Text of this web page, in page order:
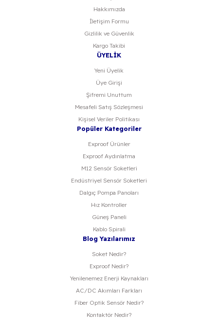
Hakkımızda
İletişim Formu
Gizlilik ve Güvenlik
Kargo Takibi
ÜYELİK
Yeni Üyelik
Üye Girişi
Şifremi Unuttum
Mesafeli Satış Sözleşmesi
Kişisel Veriler Politikası
Popüler Kategoriler
Exproof Ürünler
Exproof Aydınlatma
M12 Sensör Soketleri
Endüstriyel Sensör Soketleri
Dalgıç Pompa Panoları
Hız Kontroller
Güneş Paneli
Kablo Spirali
Blog Yazılarımız
Soket Nedir?
Exproof Nedir?
Yenilenemez Enerji Kaynakları
AC/DC Akımları Farkları
Fiber Optik Sensör Nedir?
Kontaktör Nedir?